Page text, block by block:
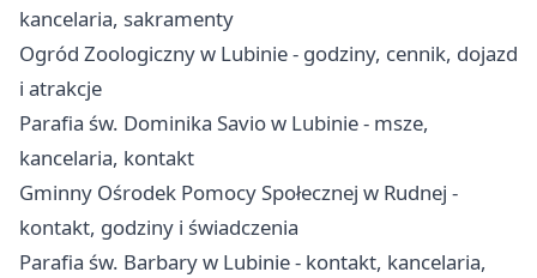
kancelaria, sakramenty
Ogród Zoologiczny w Lubinie - godziny, cennik, dojazd
i atrakcje
Parafia św. Dominika Savio w Lubinie - msze,
kancelaria, kontakt
Gminny Ośrodek Pomocy Społecznej w Rudnej -
kontakt, godziny i świadczenia
Parafia św. Barbary w Lubinie - kontakt, kancelaria,